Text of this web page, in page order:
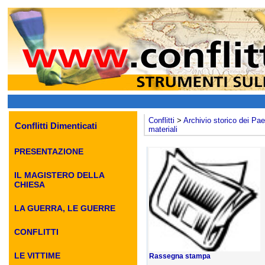
Conflitti Dimenticati
PRESENTAZIONE
IL MAGISTERO DELLA
CHIESA
LA GUERRA, LE GUERRE
CONFLITTI
LE VITTIME
Conflitti >Archivio storico dei
materiali
Rassegna stampa